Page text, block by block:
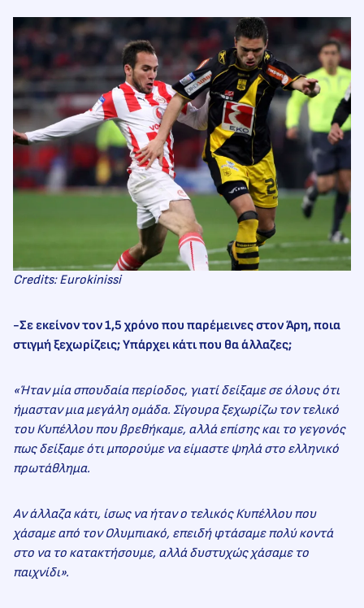
Credits: Eurokinissi
-Σε εκείνον τον 1,5 χρόνο που παρέμεινες στον Άρη, ποια
στιγμή ξεχωρίζεις; Υπάρχει κάτι που θα άλλαζες;
«Ήταν μία σπουδαία περίοδος, γιατί δείξαμε σε όλους ότι
ήμασταν μια μεγάλη ομάδα. Σίγουρα ξεχωρίζω τον τελικό
του Κυπέλλου που βρεθήκαμε, αλλά επίσης και το γεγονός
πως δείξαμε ότι μπορούμε να είμαστε ψηλά στο ελληνικό
πρωτάθλημα.
Αν άλλαζα κάτι, ίσως να ήταν ο τελικός Κυπέλλου που
χάσαμε από τον Ολυμπιακό, επειδή φτάσαμε πολύ κοντά
στο να το κατακτήσουμε, αλλά δυστυχώς χάσαμε το
παιχνίδι».